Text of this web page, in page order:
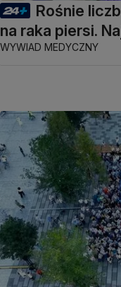
Rośnie
na raka piersi.
WYWIAD MEDYCZNY